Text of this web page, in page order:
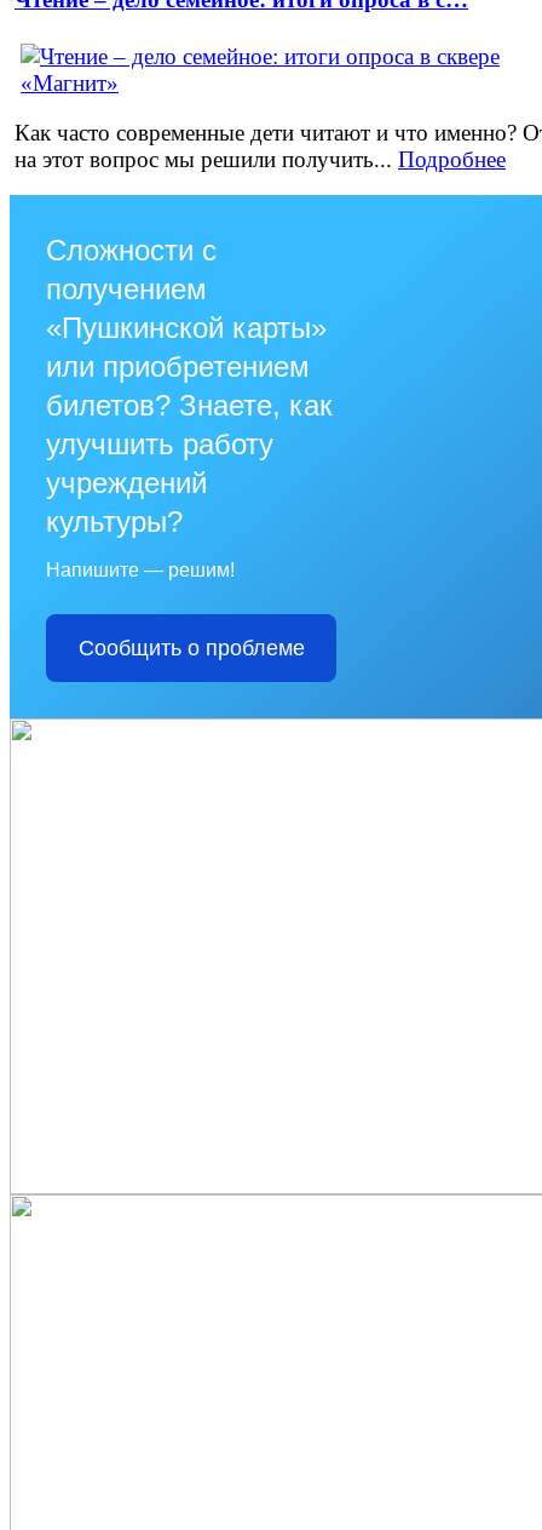
Как часто современные дети читают и что именно?
на этот вопрос мы решили получить... Подробнее
Сложности с
получением
«Пушкинской карты»
или приобретением
билетов? Знаете, как
улучшить работу
учреждений
культуры?
Напишите — решим!
Сообщить о проблеме